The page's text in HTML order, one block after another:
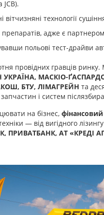
JCB).
вітчизняні технології
адже є
польові тест-драйви
провідних гравців
УКРАЇНА, МАСКІО-
БТУ, ЛІМАГРЕЙН та
і систем
на бізнес,
— від вигідного
АТ «КРЕДІ